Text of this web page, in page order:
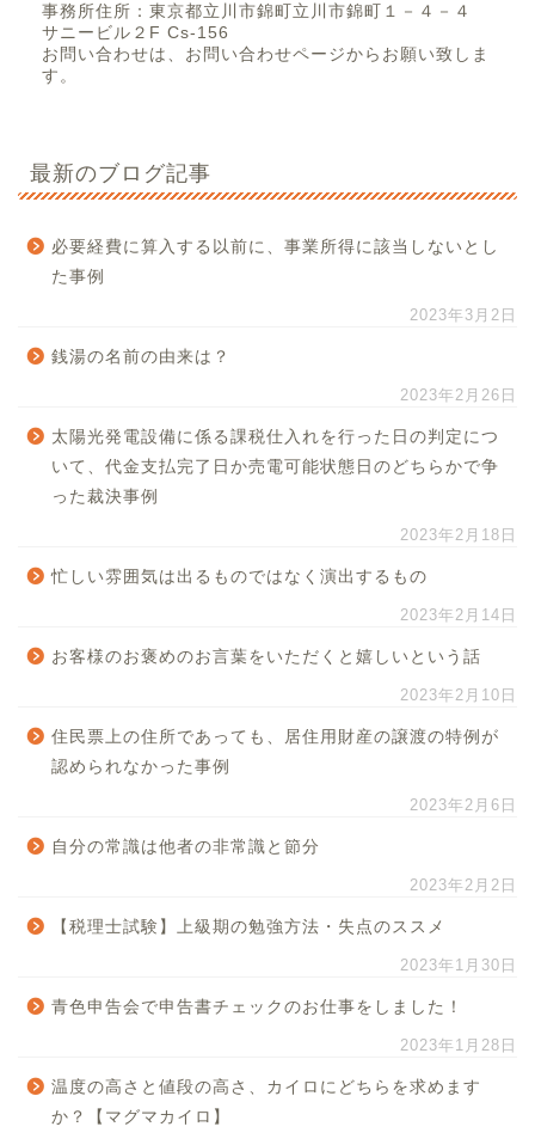
事務所住所：東京都立川市錦町立川市錦町１－４－４
サニービル２F Cs-156
お問い合わせは、お問い合わせページからお願い致しま
す。
最新のブログ記事
必要経費に算入する以前に、事業所得に該当しないとし
た事例
2023年3月2日
銭湯の名前の由来は？
2023年2月26日
太陽光発電設備に係る課税仕入れを行った日の判定につ
いて、代金支払完了日か売電可能状態日のどちらかで争
った裁決事例
2023年2月18日
忙しい雰囲気は出るものではなく演出するもの
2023年2月14日
お客様のお褒めのお言葉をいただくと嬉しいという話
2023年2月10日
住民票上の住所であっても、居住用財産の譲渡の特例が
認められなかった事例
2023年2月6日
自分の常識は他者の非常識と節分
2023年2月2日
【税理士試験】上級期の勉強方法・失点のススメ
2023年1月30日
青色申告会で申告書チェックのお仕事をしました！
2023年1月28日
温度の高さと値段の高さ、カイロにどちらを求めます
か？【マグマカイロ】